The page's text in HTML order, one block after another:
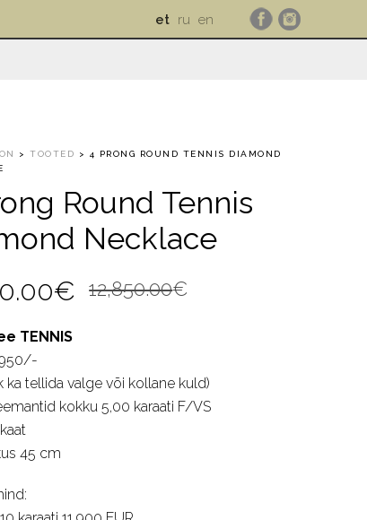
et ru en
>TOOTED > 4 PRONG ROUND TENNIS DIAMOND
Round Tennis
Necklace
12,850.00€
12,850.00€.
€
8,390.00€.
TENNIS
950/-
ka tellida valge või kollane kuld)
kokku 5,00 karaati F/VS
45 cm